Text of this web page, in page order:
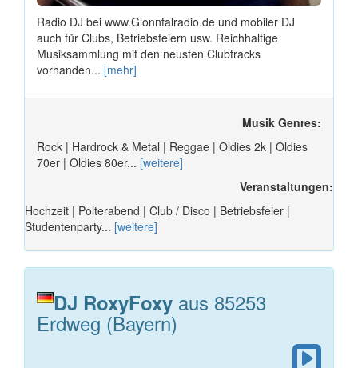
Radio DJ bei www.Glonntalradio.de und mobiler DJ
auch für Clubs, Betriebsfeiern usw. Reichhaltige
Musiksammlung mit den neusten Clubtracks
vorhanden... [mehr]
Musik Genres:
Rock | Hardrock & Metal | Reggae | Oldies 2k | Oldies
70er | Oldies 80er... [weitere]
Veranstaltungen:
Hochzeit | Polterabend | Club / Disco | Betriebsfeier |
Studentenparty... [weitere]
DJ RoxyFoxy aus 85253
Erdweg (Bayern)